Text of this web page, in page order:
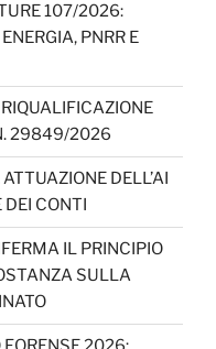
107/2026:
PNRR E
29849/2026
DELL’AI
DEI CONTI
IL PRINCIPIO
SULLA